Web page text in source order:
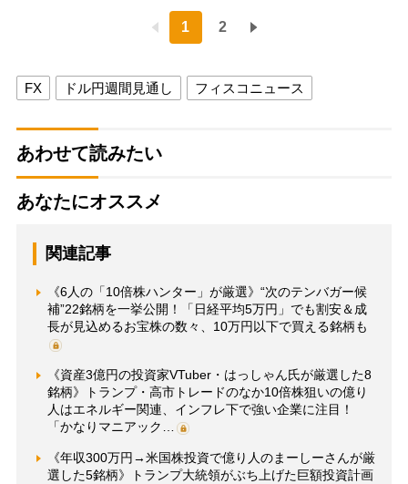
1 2
FX ドル円週間見通し フィスコニュース
あわせて読みたい
あなたにオススメ
関連記事
《6人の「10倍株ハンター」が厳選》“次のテンバガー候
補”22銘柄を一挙公開！「日経平均5万円」でも割安＆成
長が見込めるお宝株の数々、10万円以下で買える銘柄も
《資産3億円の投資家VTuber・はっしゃん氏が厳選した8
銘柄》トランプ・高市トレードのなか10倍株狙いの億り
人はエネルギー関連、インフレ下で強い企業に注目！
「かなりマニアック…
《年収300万円→米国株投資で億り人のまーしーさんが厳
選した5銘柄》トランプ大統領がぶち上げた巨額投資計画